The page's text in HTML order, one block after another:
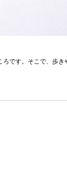
です。そこで、歩き